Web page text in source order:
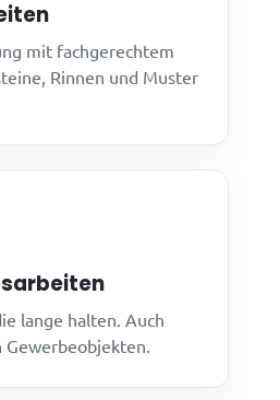
mit fachgerechtem
Rinnen und Muster
lange halten. Auch
Gewerbeobjekten.